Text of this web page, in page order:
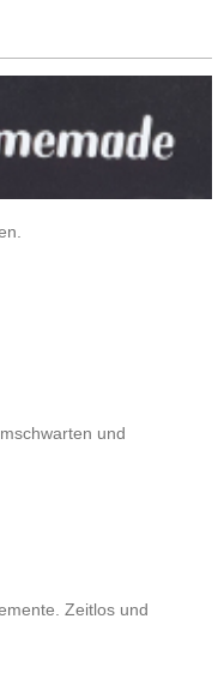
und
Zeitlos und